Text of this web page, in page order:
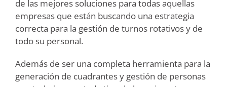
de las mejores soluciones para todas aquellas
empresas que están buscando una estrategia
correcta para la gestión de turnos rotativos y de
todo su personal.
Además de ser una completa herramienta para la
generación de cuadrantes y gestión de personas